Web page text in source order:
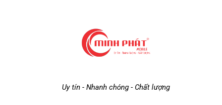
Uy tín - Nhanh chóng - Chất lượng